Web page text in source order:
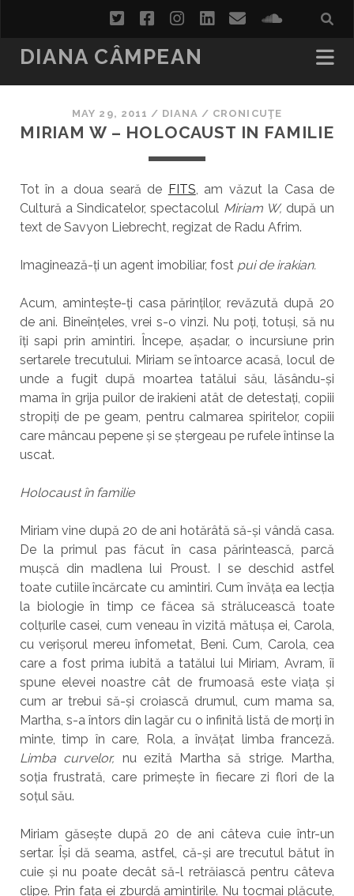
twitterfacebookinstagram
linkedin
email
DIANA CÂMPEAN
MAY 29, 2011 / DIANA / CRONICUŢE
MIRIAM W – HOLOCAUST IN FAMILIE
Tot în a doua seară de FITS, am văzut la Casa de
Cultură a Sindicatelor, spectacolul Miriam W, după un
text de Savyon Liebrecht, regizat de Radu Afrim.
Imaginează-ți un agent imobiliar, fost pui de irakian.
Acum, amintește-ți casa părinților, revăzută după 20
de ani. Bineînțeles, vrei s-o vinzi. Nu poți, totuși, să nu
îți sapi prin amintiri. Începe, așadar, o incursiune prin
sertarele trecutului. Miriam se întoarce acasă, locul de
unde a fugit după moartea tatălui său, lăsându-și
mama în grija puilor de irakieni atât de detestați, copiii
stropiți de pe geam, pentru calmarea spiritelor, copiii
care mâncau pepene și se ștergeau pe rufele întinse la
uscat.
Holocaust în familie
Miriam vine după 20 de ani hotărâtă să-și vândă casa.
De la primul pas făcut în casa părintească, parcă
mușcă din madlena lui Proust. I se deschid astfel
toate cutiile încărcate cu amintiri. Cum învăța ea lecția
la biologie în timp ce făcea să strălucească toate
colțurile casei, cum veneau în vizită mătușa ei, Carola,
cu verișorul mereu înfometat, Beni. Cum, Carola, cea
care a fost prima iubită a tatălui lui Miriam, Avram, îi
spune elevei noastre cât de frumoasă este viața și
cum ar trebui să-și croiască drumul, cum mama sa,
Martha, s-a întors din lagăr cu o infinită listă de morți în
minte, timp în care, Rola, a învățat limba franceză.
Limba curvelor, nu ezită Martha să strige. Martha,
soția frustrată, care primește în fiecare zi flori de la
soțul său.
Miriam găsește după 20 de ani câteva cuie într-un
sertar. Își dă seama, astfel, că-și are trecutul bătut în
cuie și nu poate decât să-l retrăiască pentru câteva
clipe. Prin fața ei zburdă amintirile. Nu tocmai plăcute,